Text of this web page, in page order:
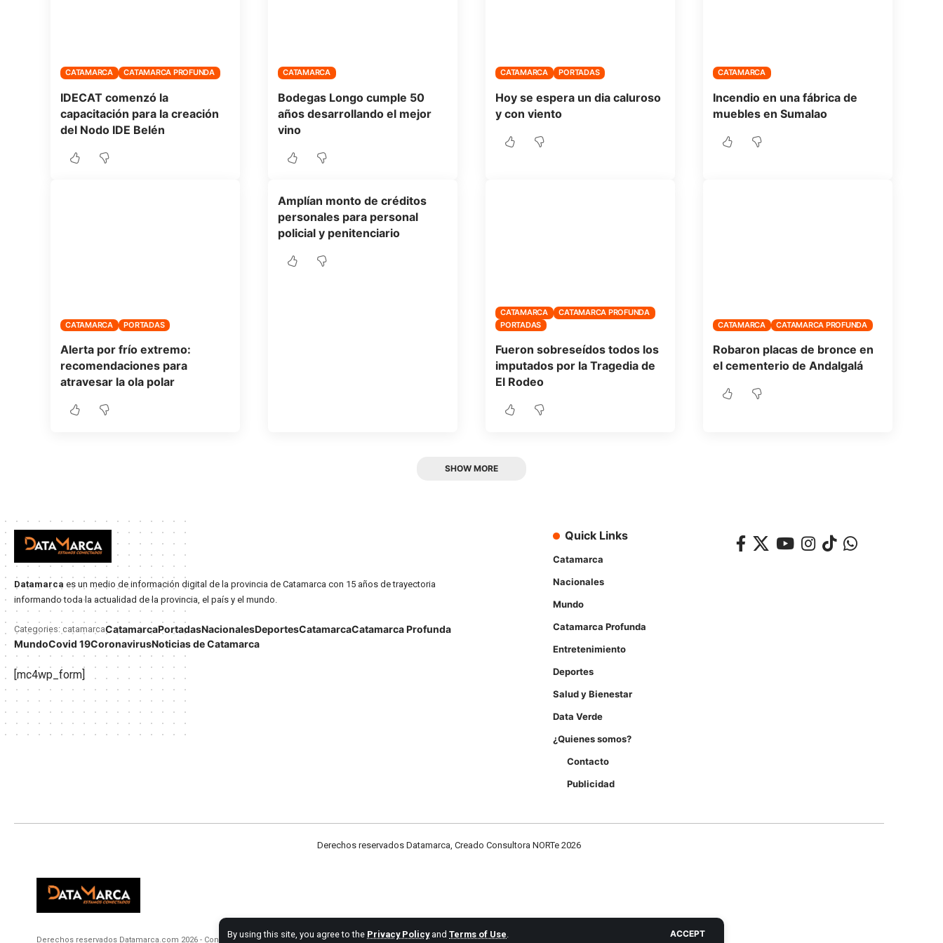
By using this site, you agree to the Privacy Policyand Terms of Use ACCEPT
CATAMARCA CATAMARCA PROFUNDA
IDECAT comenzó la
capacitación para la creación
del Nodo IDE Belén
CATAMARCA
Bodegas Longo cumple 50
años desarrollando el mejor
vino
CATAMARCA PORTADAS
Hoy se espera un dia caluroso
y con viento
CATAMARCA
Incendio en una fábrica de
muebles en Sumalao
CATAMARCA PORTADAS
Alerta por frío extremo:
recomendaciones para
atravesar la ola polar
Amplían monto de créditos
personales para personal
policial y penitenciario
CATAMARCA
CATAMARCA PROFUNDA
PORTADAS
Fueron sobreseídos todos los
imputados por la Tragedia de
El Rodeo
CATAMARCA CATAMARCA PROFUNDA
Robaron placas de bronce en
el cementerio de Andalgalá
SHOW MORE
Datamarca es un medio de información digital de la provincia de Catamarca con 15 años de trayectoria
informando toda la actualidad de la provincia, el país y el mundo.
Categories: catamarcaCatamarcaPortadasNacionalesDeportesCatamarcaCatamarca Profunda
MundoCovid 19CoronavirusNoticias de Catamarca
[mc4wp_form]
Quick Links
Catamarca
Nacionales
Mundo
Catamarca Profunda
Entretenimiento
Deportes
Salud y Bienestar
Data Verde
¿Quienes somos?
Contacto
Publicidad
Derechos reservados Datamarca, Creado Consultora NORTe 2026
Derechos reservados Datamarca.com 2026 - Consultora NORTE Web